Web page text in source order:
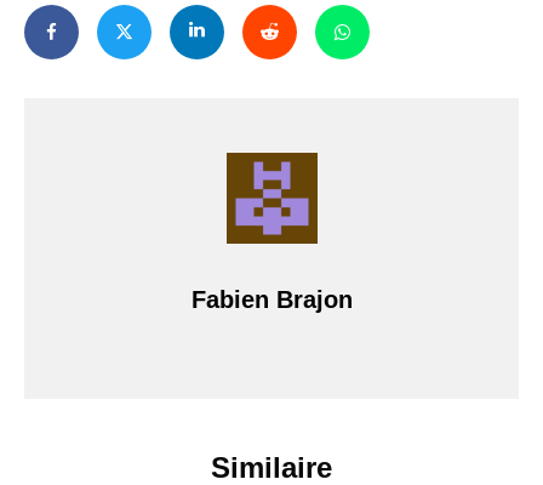
Fabien Brajon
Similaire